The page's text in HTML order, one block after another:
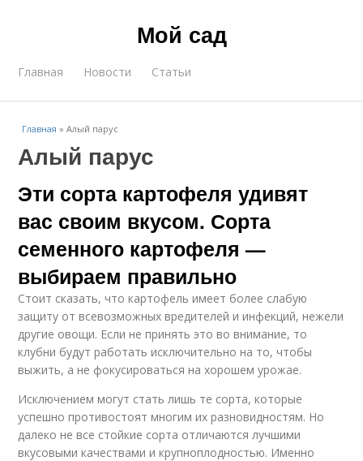
Мой сад
Главная Новости Статьи
Главная »Алый парус
Алый парус
Эти сорта картофеля удивят
вас своим вкусом. Сорта
семенного картофеля —
выбираем правильно
Стоит сказать, что картофель имеет более слабую
защиту от всевозможных вредителей и инфекций, нежели
другие овощи. Если не принять это во внимание, то
клубни будут работать исключительно на то, чтобы
выжить, а не фокусироваться на хорошем урожае.
Исключением могут стать лишь те сорта, которые
успешно противостоят многим их разновидностям. Но
далеко не все стойкие сорта отличаются лучшими
вкусовыми качествами и крупноплодностью. Именно